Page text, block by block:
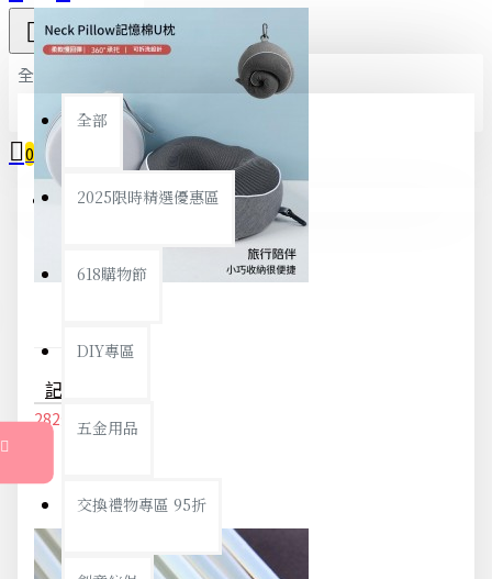
全部
全部
2025限時精選優惠區
618購物節
DIY專區
五金用品
交換禮物專區 95折
0
您的購物車內沒有商品！
282元 297元